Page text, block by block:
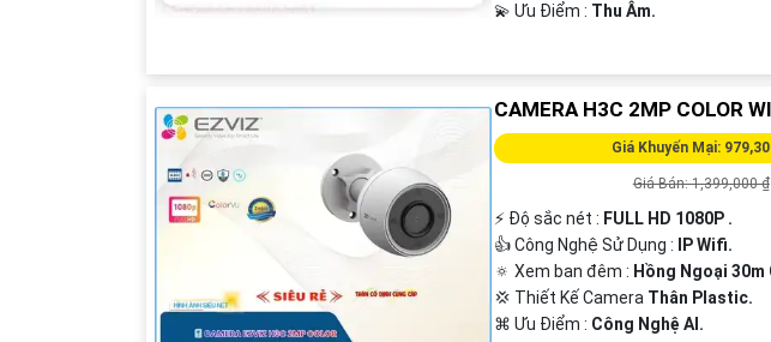
️💫 Ưu Điểm : Thu Âm.
CAMERA H3C 2MP COLOR
Giá Khuyến Mại:
Giá Bán: 1,399,000 ₫
️⚡ Độ sắc nét : FULL HD 1080P .
👍 Công Nghệ Sử Dụng :
IP Wifi.
🔅 Xem ban đêm : Hồng Ngoại 30m
💢 Thiết Kế Camera Thân Plastic.
️⌘ Ưu Điểm : Công Nghệ AI.